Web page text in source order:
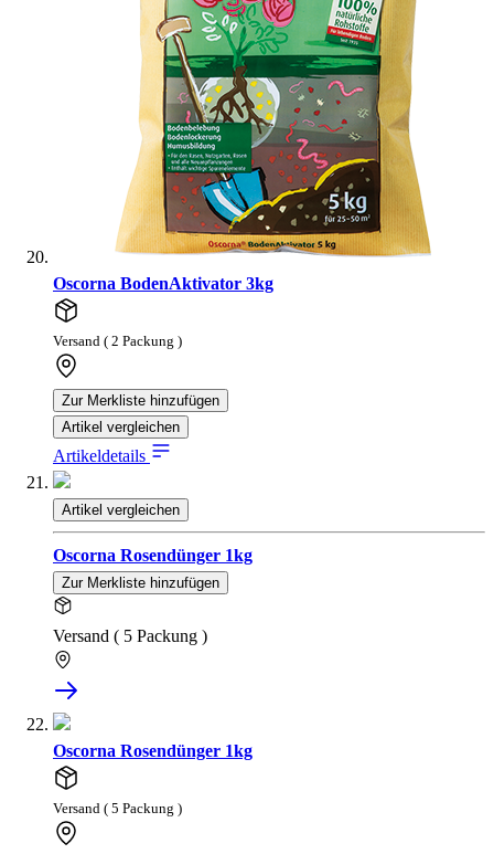
Oscorna BodenAktivator 3kg
Versand ( 2 Packung )
Zur Merkliste hinzufügen
Artikel vergleichen
Artikeldetails
Artikel vergleichen
Oscorna Rosendünger 1kg
Zur Merkliste hinzufügen
Versand ( 5 Packung )
Oscorna Rosendünger 1kg
Versand ( 5 Packung )